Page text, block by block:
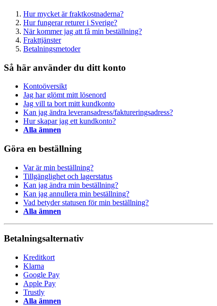
Hur mycket är fraktkostnaderna?
Hur fungerar returer i Sverige?
När kommer jag att få min beställning?
Frakttjänster
Betalningsmetoder
Så här använder du ditt konto
Kontoöversikt
Jag har glömt mitt lösenord
Jag vill ta bort mitt kundkonto
Kan jag ändra leveransadress/faktureringsadress?
Hur skapar jag ett kundkonto?
Alla ämnen
Göra en beställning
Var är min beställning?
Tillgänglighet och lagerstatus
Kan jag ändra min beställning?
Kan jag annullera min beställning?
Vad betyder statusen för min beställning?
Alla ämnen
Betalningsalternativ
Kreditkort
Klarna
Google Pay
Apple Pay
Trustly
Alla ämnen